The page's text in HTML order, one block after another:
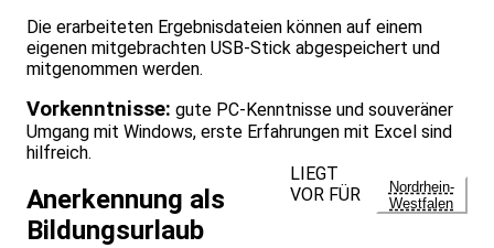
Die erarbeiteten Ergebnisdateien können auf einem
eigenen mitgebrachten USB-Stick abgespeichert und
mitgenommen werden.
Vorkenntnisse: gute PC-Kenntnisse und souveräner
Umgang mit Windows, erste Erfahrungen mit Excel sind
hilfreich.
Anerkennung als
Bildungsurlaub
LIEGT
VOR FÜR
Nordrhein-
Westfalen